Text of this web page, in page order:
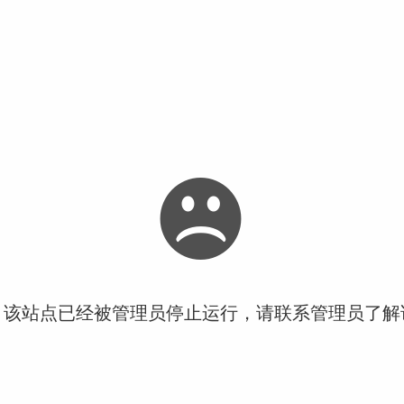
站点已经被管理员停止运行，请联系管理员了